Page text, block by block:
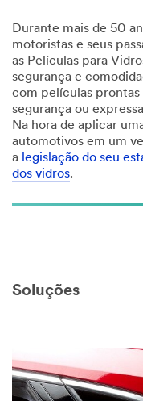
Durante mais de 50
motoristas e seus
as Películas para
segurança e
com películas prontas
segurança ou
Na hora de aplicar
automotivos em um
a legislação do seu
dos vidros.
Soluções